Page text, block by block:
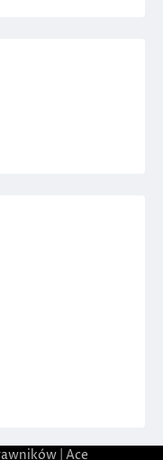
| Ace